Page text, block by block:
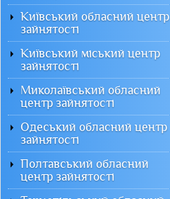
Київський обласний центр
зайнятості
Київський міський центр
зайнятості
Миколаївський обласний
центр зайнятості
Одеський обласний центр
зайнятості
Полтавський обласний
центр зайнятості